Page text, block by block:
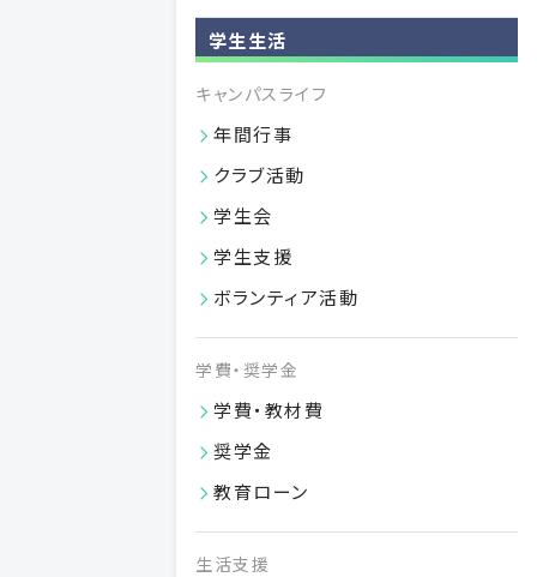
学生生活
キャンパスライフ
年間行事
クラブ活動
学生会
学生支援
ボランティア活動
学費・奨学金
学費・教材費
奨学金
教育ローン
生活支援
日本大学歯学部への寄付のご案内